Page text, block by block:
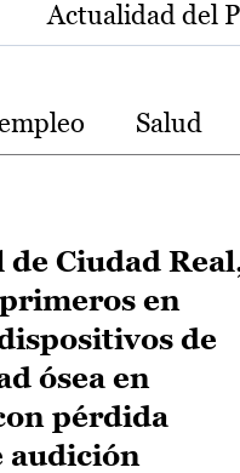
Actualidad del
Salud
Ciudad
en
de
ósea en
pérdida
audición